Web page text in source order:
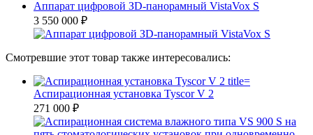
Аппарат цифровой ЗD-панорамный VistaVox S
3 550 000 ₽
Смотревшие этот товар также интересовались:
Аспирационная установка Tyscor V 2
271 000 ₽